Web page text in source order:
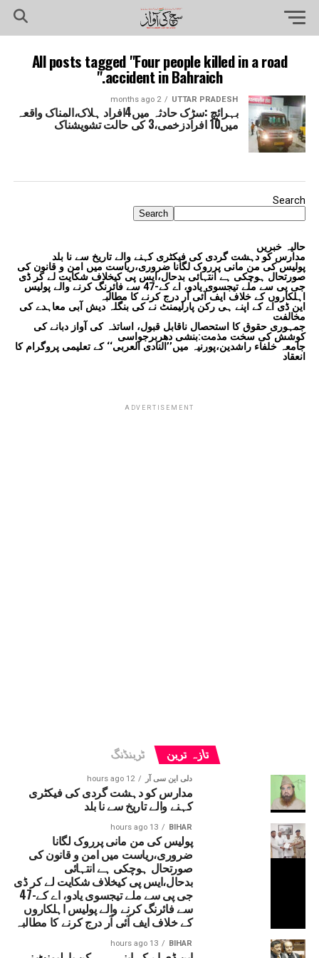
All posts tagged "Four people killed in a road
accident in Bahraich."
UTTAR PRADESH
2 months ago
بہرائچ :سڑک حادثہ میں4افراد ہلاک،المناک واقعہ
میں10 افرادزخمی،3 کی حالت تشویشناک
Search
Search
حالیہ خبریں
مدارس کو دہشت گردی کی فیکٹری کہنے والے تاریخ سے نا بلد
پولیس کی من مانی پرروک لگانا ضروری،ریاست میں امن و قانون کی
صورتحال ہوچکی ہے انتہائی بدحال،ایس پی کیخلاف شکایت لے کر ڈی
جی پی سے ملے تیجسوی یادو، اے کے-47 سے فائرنگ کرنے والے پولیس
اہلکاروں کے خلاف ایف آئی آر درج کرنے کا مطالبہ
این ڈی اے کے اپنے ہی رکن پارلیمنٹ نے کی بنگلہ دیش آبی معاہدے کی
مخالفت
جمہوری حقوق کا استحصال ناقابل قبول، اساتذہ کی آواز دبانے کی
کوشش کی سخت مذمت:بنشی دھربرجواسی
جامعہ خلفاء راشدین،پورنیہ میں’’النادی العربی‘‘ کے تعلیمی پروگرام کا
انعقاد
ADVERTISEMENT
تازہ ترین ٹرینڈنگ
دلی این سی آر 12 hours ago
مدارس کو دہشت گردی کی فیکٹری
کہنے والے تاریخ سے نا بلد
BIHAR
13 hours ago
پولیس کی من مانی پرروک لگانا
ضروری،ریاست میں امن و قانون کی
صورتحال ہوچکی ہے انتہائی
بدحال،ایس پی کیخلاف شکایت لے کر ڈی
جی پی سے ملے تیجسوی یادو، اے کے-47
سے فائرنگ کرنے والے پولیس اہلکاروں
کے خلاف ایف آئی آر درج کرنے کا مطالبہ
BIHAR
13 hours ago